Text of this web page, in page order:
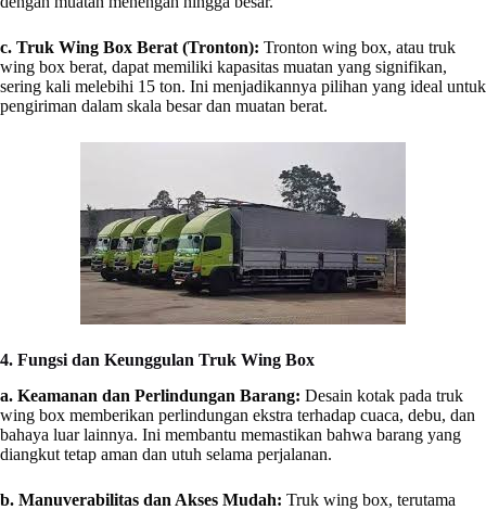
c. Truk Wing Box Berat (Tronton): Tronton wing box, atau truk
wing box berat, dapat memiliki kapasitas muatan yang signifikan,
sering kali melebihi 15 ton. Ini menjadikannya pilihan yang ideal untuk
pengiriman dalam skala besar dan muatan berat.
4. Fungsi dan Keunggulan Truk Wing Box
a. Keamanan dan Perlindungan Barang: Desain kotak pada truk
wing box memberikan perlindungan ekstra terhadap cuaca, debu, dan
bahaya luar lainnya. Ini membantu memastikan bahwa barang yang
diangkut tetap aman dan utuh selama perjalanan.
b. Manuverabilitas dan Akses Mudah: Truk wing box, terutama